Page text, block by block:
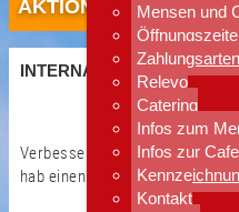
Mensen und
Zahlungsarten
Relevo
Catering
Infos zum
Infos zur
Kontakt
AKTIONEN UND
INTERNATIONALE
Verbesser deine
hab einen Abend in netter